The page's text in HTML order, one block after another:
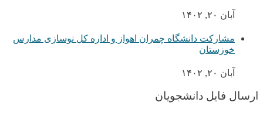
آبان ۲۰, ۱۴۰۲
مشارکت دانشگاه چمران اهواز و اداره کل نوسازی مدارس
خوزستان
آبان ۲۰, ۱۴۰۲
ارسال فایل دانشجویان